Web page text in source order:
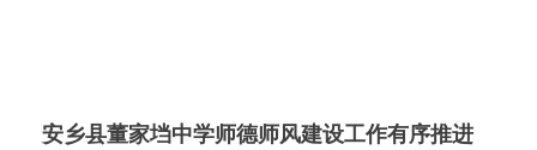
安乡县董家垱中学师德师风建设工作有序推进